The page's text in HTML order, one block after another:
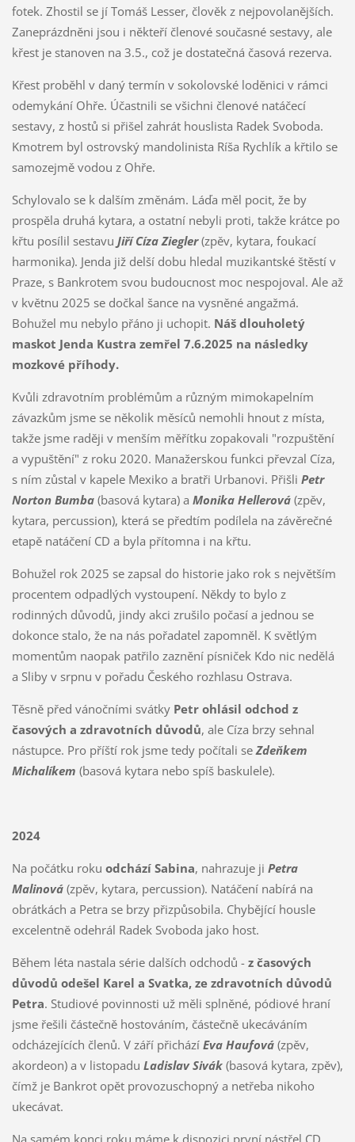
fotek. Zhostil se jí Tomáš Lesser, člověk z nejpovolanějších.
Zaneprázdněni jsou i někteří členové současné sestavy, ale
křest je stanoven na 3.5., což je dostatečná časová rezerva.
Křest proběhl v daný termín v sokolovské loděnici v rámci
odemykání Ohře. Účastnili se všichni členové natáčecí
sestavy, z hostů si přišel zahrát houslista Radek Svoboda.
Kmotrem byl ostrovský mandolinista Ríša Rychlík a křtilo se
samozejmě vodou z Ohře.
Schylovalo se k dalším změnám. Láďa měl pocit, že by
prospěla druhá kytara, a ostatní nebyli proti, takže krátce po
křtu posílil sestavu Jiří Cíza Ziegler(zpěv, kytara, foukací
harmonika). Jenda již delší dobu hledal muzikantské štěstí v
Praze, s Bankrotem svou budoucnost moc nespojoval. Ale až
v květnu 2025 se dočkal šance na vysněné angažmá.
Bohužel mu nebylo přáno ji uchopit. Náš dlouholetý
maskot Jenda Kustra zemřel 7.6.2025 na následky
mozkové příhody.
Kvůli zdravotním problémům a různým mimokapelním
závazkům jsme se několik měsíců nemohli hnout z místa,
takže jsme raději v menším měřítku zopakovali "rozpuštění
a vypuštění" z roku 2020. Manažerskou funkci převzal Cíza,
s ním zůstal v kapele Mexiko a bratři Urbanovi. Přišli Petr
Norton Bumba(basová kytara) a Monika Hellerová(zpěv,
kytara, percussion), která se předtím podílela na závěrečné
etapě natáčení CD a byla přítomna i na křtu.
Bohužel rok 2025 se zapsal do historie jako rok s největším
procentem odpadlých vystoupení. Někdy to bylo z
rodinných důvodů, jindy akci zrušilo počasí a jednou se
dokonce stalo, že na nás pořadatel zapomněl. K světlým
momentům naopak patřilo zaznění písniček Kdo nic nedělá
a Sliby v srpnu v pořadu Českého rozhlasu Ostrava.
Těsně před vánočními svátky Petr ohlásil odchod z
časových a zdravotních důvodů, ale Cíza brzy sehnal
nástupce. Pro příští rok jsme tedy počítali seZdeňkem
Michalíkem (basová kytara nebo spíš baskulele).
2024
Na počátku roku odchází Sabina, nahrazuje ji Petra
Malinová(zpěv, kytara, percussion). Natáčení nabírá na
obrátkách a Petra se brzy přizpůsobila. Chybějící housle
excelentně odehrál Radek Svoboda jako host.
Během léta nastala série dalších odchodů - z časových
důvodů odešel Karel a Svatka, ze zdravotních důvodů
Petra. Studiové povinnosti už měli splněné, pódiové hraní
jsme řešili částečně hostováním, částečně ukecáváním
odcházejících členů. V září přichází Eva Haufová(zpěv,
akordeon) a v listopadu Ladislav Sivák(basová kytara, zpěv),
čímž je Bankrot opět provozuschopný a netřeba nikoho
ukecávat.
Na samém konci roku máme k dispozici první nástřel CD